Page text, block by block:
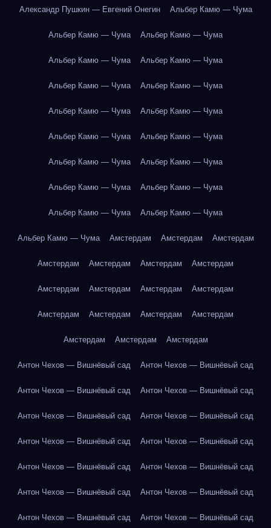
Александр Пушкин — Евгений Онегин Альбер Камю — Чума
Альбер Камю — Чума Альбер Камю — Чума
Альбер Камю — Чума Альбер Камю — Чума
Альбер Камю — Чума Альбер Камю — Чума
Альбер Камю — Чума Альбер Камю — Чума
Альбер Камю — Чума Альбер Камю — Чума
Альбер Камю — Чума Альбер Камю — Чума
Альбер Камю — Чума Альбер Камю — Чума
Альбер Камю — Чума Альбер Камю — Чума
Альбер Камю — Чума Амстердам Амстердам Амстердам
Амстердам Амстердам Амстердам Амстердам
Амстердам Амстердам Амстердам Амстердам
Амстердам Амстердам Амстердам Амстердам
Амстердам Амстердам Амстердам
Антон Чехов — Вишнёвый сад Антон Чехов — Вишнёвый сад
Антон Чехов — Вишнёвый сад Антон Чехов — Вишнёвый сад
Антон Чехов — Вишнёвый сад Антон Чехов — Вишнёвый сад
Антон Чехов — Вишнёвый сад Антон Чехов — Вишнёвый сад
Антон Чехов — Вишнёвый сад Антон Чехов — Вишнёвый сад
Антон Чехов — Вишнёвый сад Антон Чехов — Вишнёвый сад
Антон Чехов — Вишнёвый сад Антон Чехов — Вишнёвый сад